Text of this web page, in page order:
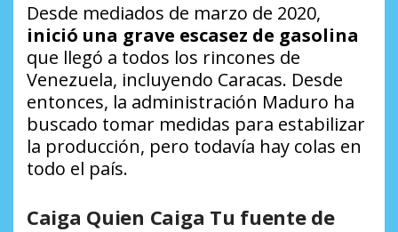
Desde mediados de marzo de 2020,
inició una grave escasez de gasolina
que llegó a todos los rincones de
Venezuela, incluyendo Caracas. Desde
entonces, la administración Maduro ha
buscado tomar medidas para estabilizar
la producción, pero todavía hay colas en
todo el país.
Caiga Quien Caiga Tu fuente de